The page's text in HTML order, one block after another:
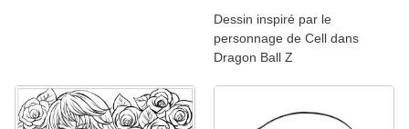
Dessin inspiré par le
personnage de Cell dans
Dragon Ball Z